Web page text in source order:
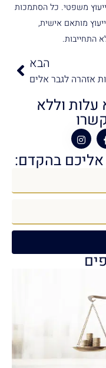
משפטי. כל הסתמכות
מותאם אישית,
התחייבות.
הבא
אזהרה לגבר אלים
וללא
אליכם בהקדם: